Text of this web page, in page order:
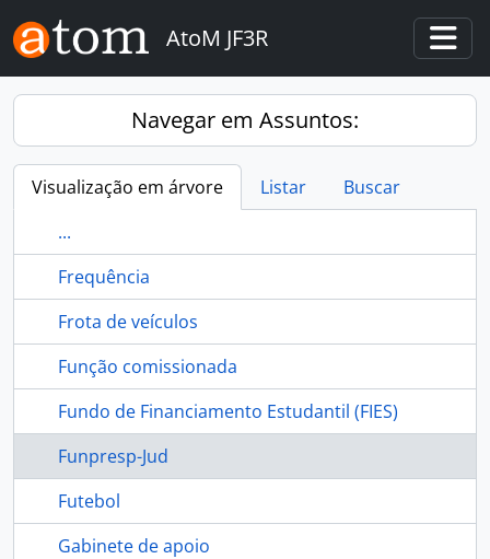
Skip to main content
AtoM JF3R
Navegar em Assuntos:
Visualização em árvore Listar
Buscar
...
Frequência
Frota de veículos
Função comissionada
Fundo de Financiamento Estudantil (FIES)
Funpresp-Jud
Futebol
Gabinete de apoio